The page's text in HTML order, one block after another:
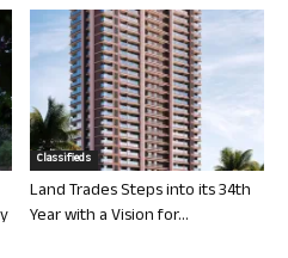
Classifieds
Land Trades Steps into its 34th
Year with a Vision for...